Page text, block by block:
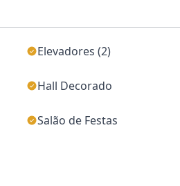
Elevadores (2)
Hall Decorado
Salão de Festas